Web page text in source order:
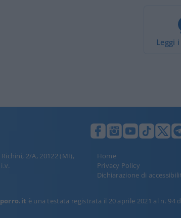
Leggi
2/A, 20122 (MI),
Home
Privacy Policy
Dichiarazione di
è una testata registrata il 20 aprile 2021 al n.